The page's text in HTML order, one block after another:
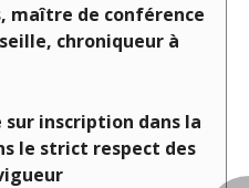
maître de conférence
chroniqueur à
inscription dans la
le strict respect des